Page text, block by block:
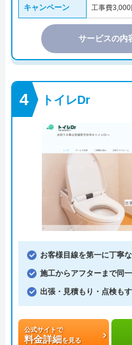
キャンペーン 工事費3,000
サービスの内
トイレDr
お客様目線を第一に丁寧
施工からアフターまで同
出張・見積もり・点検も
公式サイトで
料金詳細を見る